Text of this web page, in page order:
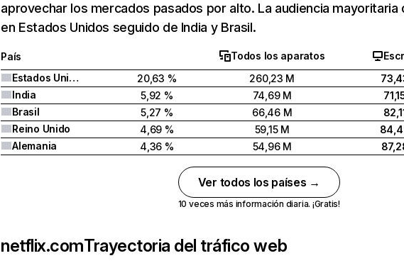
aprovechar los mercados pasados por alto. La audiencia
en Estados Unidos seguido de India y Brasil.
País Todos los aparatos
Estados Unidos
20,63 % 260,23 M
India
5,92 % 74,69 M
Brasil
5,27 % 66,46 M
Reino Unido
4,69 % 59,15 M
Alemania
4,36 % 54,96 M
Ver todos los países →
10 veces más información diaria. ¡Gratis!
netflix.comTrayectoria del tráfico web